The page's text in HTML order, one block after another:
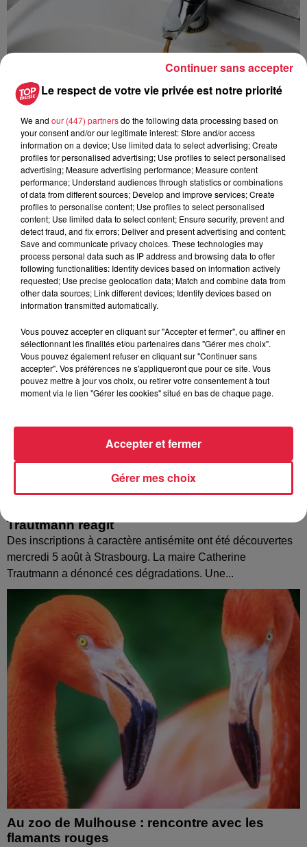
À Hoerdt, de l’eau brune sort des robinets
Depuis plusieurs jours, des habitants de Hoerdt ont vu de
l’eau brune s’écouler de leurs robinets. Face aux
nombreuses interrogations, la municipalité a pris...
Trautmann réagit
Des inscriptions à caractère antisémite ont été découvertes
mercredi 5 août à Strasbourg. La maire Catherine
Trautmann a dénoncé ces dégradations. Une...
Au zoo de Mulhouse : rencontre avec les
flamants rouges
Le respect de votre vie privée est notre priorité
We and our (447) partnersdo the following data processing based on
your consent and/or our legitimate interest: Store and/or access
information on a device; Use limited data to select advertising; Create
profiles for personalised advertising; Use profiles to select personalised
advertising; Measure advertising performance; Measure content
performance; Understand audiences through statistics or combinations
of data from different sources; Develop and improve services; Create
profiles to personalise content; Use profiles to select personalised
content; Use limited data to select content; Ensure security, prevent and
detect fraud, and fix errors; Deliver and present advertising and content;
Save and communicate privacy choices. These technologies may
process personal data such as IP address and browsing data to offer
following functionalities: Identify devices based on information actively
requested; Use precise geolocation data; Match and combine data from
other data sources; Link different devices; Identify devices based on
information transmitted automatically.
Vous pouvez accepter en cliquant sur "Accepter et fermer", ou affiner en
sélectionnant les finalités et/ou partenaires dans "Gérer mes choix".
Vous pouvez également refuser en cliquant sur "Continuer sans
accepter". Vos préférences ne s'appliqueront que pour ce site. Vous
pouvez mettre à jour vos choix, ou retirer votre consentement à tout
moment via le lien "Gérer les cookies" situé en bas de chaque page.
Gérer mes choix
Accepter et fermer
Continuer sans accepter